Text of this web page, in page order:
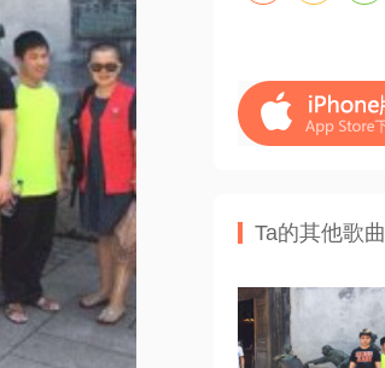
Ta的其他歌曲